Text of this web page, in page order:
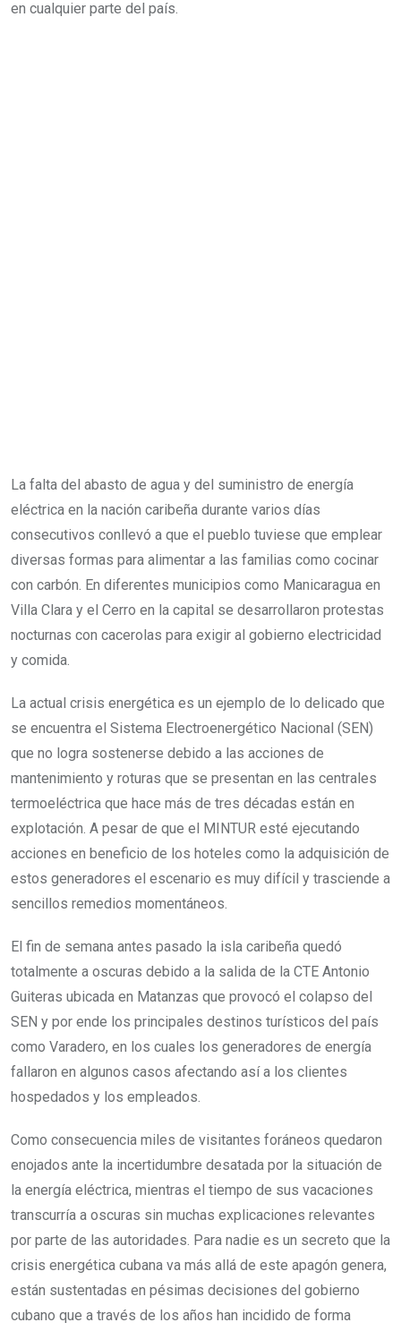
en cualquier parte del país.
La falta del abasto de agua y del suministro de energía
eléctrica en la nación caribeña durante varios días
consecutivos conllevó a que el pueblo tuviese que emplear
diversas formas para alimentar a las familias como cocinar
con carbón. En diferentes municipios como Manicaragua en
Villa Clara y el Cerro en la capital se desarrollaron protestas
nocturnas con cacerolas para exigir al gobierno electricidad
y comida.
La actual crisis energética es un ejemplo de lo delicado que
se encuentra el Sistema Electroenergético Nacional (SEN)
que no logra sostenerse debido a las acciones de
mantenimiento y roturas que se presentan en las centrales
termoeléctrica que hace más de tres décadas están en
explotación. A pesar de que el MINTUR esté ejecutando
acciones en beneficio de los hoteles como la adquisición de
estos generadores el escenario es muy difícil y trasciende a
sencillos remedios momentáneos.
El fin de semana antes pasado la isla caribeña quedó
totalmente a oscuras debido a la salida de la CTE Antonio
Guiteras ubicada en Matanzas que provocó el colapso del
SEN y por ende los principales destinos turísticos del país
como Varadero, en los cuales los generadores de energía
fallaron en algunos casos afectando así a los clientes
hospedados y los empleados.
Como consecuencia miles de visitantes foráneos quedaron
enojados ante la incertidumbre desatada por la situación de
la energía eléctrica, mientras el tiempo de sus vacaciones
transcurría a oscuras sin muchas explicaciones relevantes
por parte de las autoridades. Para nadie es un secreto que la
crisis energética cubana va más allá de este apagón genera,
están sustentadas en pésimas decisiones del gobierno
cubano que a través de los años han incidido de forma